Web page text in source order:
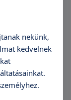
vagy
ki a
Ezek
nekünk,
kedvelnek